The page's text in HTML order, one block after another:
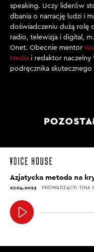
speaking. Uczy liderów
dbania o narrację ludzi i
doświadczeniu dużą rolę
radio, telewizja i digital,
Onet. Obecnie mentor
Media i redaktor naczelny
podręcznika
Azjatycka metoda na
27.04.2023 PROWADZĄCY: TINA